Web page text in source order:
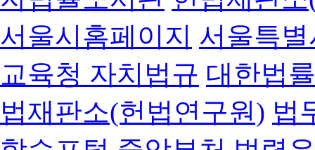
서울시홈페이지 서울특
교육청 자치법규 대한법
법재판소(헌법연구원) 법